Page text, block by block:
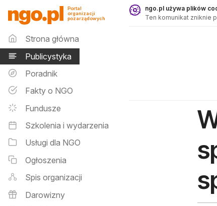
Publicystyka - ngo.pl
Portal
organizacji
pozarządowych
Menu główne
Strona główna
Publicystyka
Poradnik
Fakty o NGO
Fundusze
Szkolenia i wydarzenia
Usługi dla NGO
Ogłoszenia
Spis organizacji
Darowizny
ngo.pl używa plików
Ten komunikat zniknie